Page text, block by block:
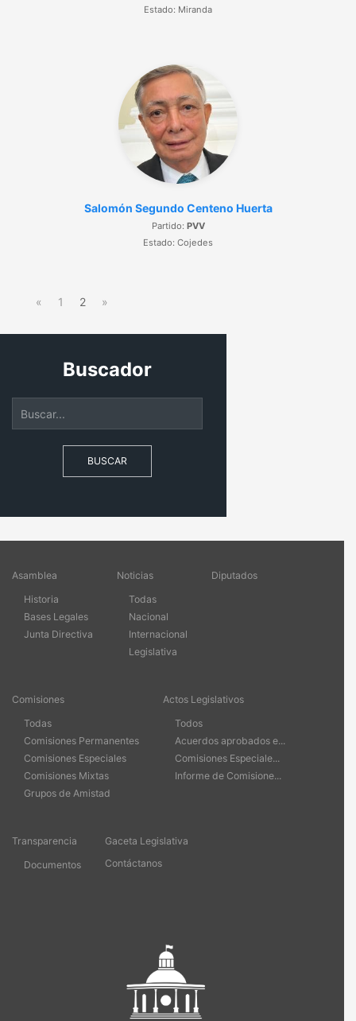
Estado: Miranda
Salomón Segundo Centeno Huerta
Partido: PVV
Estado: Cojedes
« 1 2 »
Buscador
BUSCAR
Asamblea
Historia
Bases Legales
Junta Directiva
Noticias
Todas
Nacional
Internacional
Legislativa
Diputados
Comisiones
Todas
Comisiones Permanentes
Comisiones Especiales
Comisiones Mixtas
Grupos de Amistad
Actos Legislativos
Todos
Acuerdos aprobados e...
Comisiones Especiale...
Informe de Comisione...
Transparencia
Documentos
Gaceta Legislativa
Contáctanos